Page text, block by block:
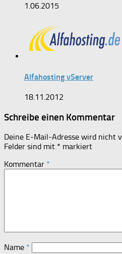
1.06.2015
Alfahosting vServer
18.11.2012
Schreibe einen Kommentar
Deine E-Mail-Adresse wird nicht
Felder sind mit * markiert
Kommentar *
Name *